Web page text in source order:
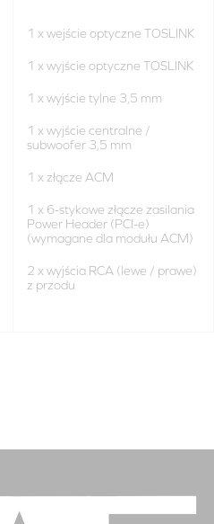
1 x wejście optyczne TOSLINK
1 x wyjście optyczne TOSLINK
1 x wyjście tylne 3,5 mm
1 x wyjście centralne /
subwoofer 3,5 mm
1 x złącze ACM
1 x 6-stykowe złącze zasilania
Power Header (PCI-e)
(wymagane dla modułu ACM)
2 x wyjścia RCA (lewe / prawe)
z przodu